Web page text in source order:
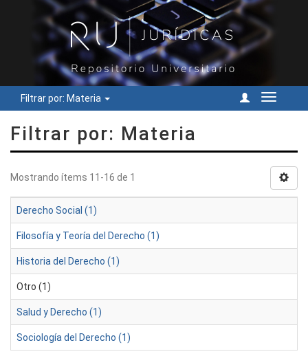
Filtrar por: Materia
Cambiar
Filtrar por: Materia
Mostrando ítems 11-16 de 1
Derecho Social (1)
Filosofía y Teoría del Derecho (1)
Historia del Derecho (1)
Otro (1)
Salud y Derecho (1)
Sociología del Derecho (1)